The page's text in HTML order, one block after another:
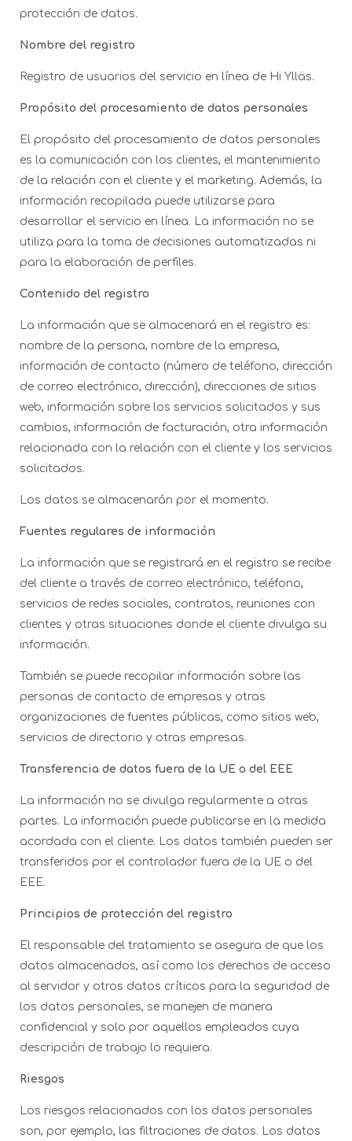
protección de datos.
Nombre del registro
Registro de usuarios del servicio en línea de Hi Ylläs.
Propósito del procesamiento de datos personales
El propósito del procesamiento de datos personales
es la comunicación con los clientes, el mantenimiento
de la relación con el cliente y el marketing. Además, la
información recopilada puede utilizarse para
desarrollar el servicio en línea. La información no se
utiliza para la toma de decisiones automatizadas ni
para la elaboración de perfiles.
Contenido del registro
La información que se almacenará en el registro es:
nombre de la persona, nombre de la empresa,
información de contacto (número de teléfono, dirección
de correo electrónico, dirección), direcciones de sitios
web, información sobre los servicios solicitados y sus
cambios, información de facturación, otra información
relacionada con la relación con el cliente y los servicios
solicitados.
Los datos se almacenarán por el momento.
Fuentes regulares de información
La información que se registrará en el registro se recibe
del cliente a través de correo electrónico, teléfono,
servicios de redes sociales, contratos, reuniones con
clientes y otras situaciones donde el cliente divulga su
información.
También se puede recopilar información sobre las
personas de contacto de empresas y otras
organizaciones de fuentes públicas, como sitios web,
servicios de directorio y otras empresas.
Transferencia de datos fuera de la UE o del EEE
La información no se divulga regularmente a otras
partes. La información puede publicarse en la medida
acordada con el cliente. Los datos también pueden ser
transferidos por el controlador fuera de la UE o del
EEE.
Principios de protección del registro
El responsable del tratamiento se asegura de que los
datos almacenados, así como los derechos de acceso
al servidor y otros datos críticos para la seguridad de
los datos personales, se manejen de manera
confidencial y solo por aquellos empleados cuya
descripción de trabajo lo requiera.
Riesgos
Los riesgos relacionados con los datos personales
son, por ejemplo, las filtraciones de datos. Los datos